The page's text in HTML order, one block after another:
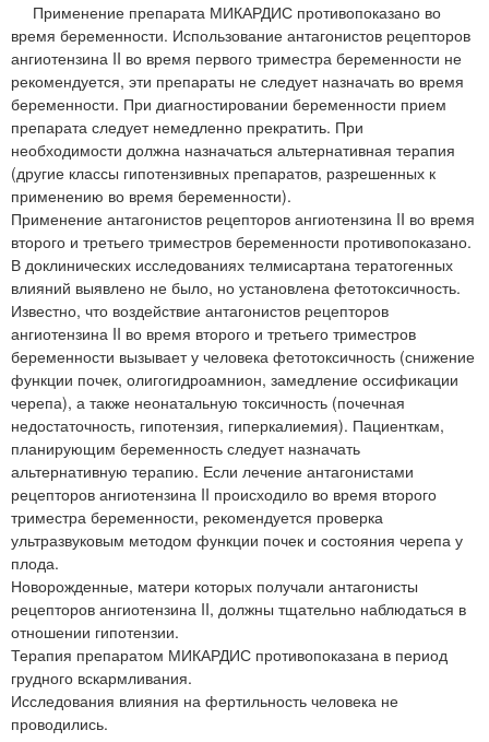
Применение препарата МИКАРДИС противопоказано во
время беременности. Использование антагонистов рецепторов
ангиотензина II во время первого триместра беременности не
рекомендуется, эти препараты не следует назначать во время
беременности. При диагностировании беременности прием
препарата следует немедленно прекратить. При
необходимости должна назначаться альтернативная терапия
(другие классы гипотензивных препаратов, разрешенных к
применению во время беременности).
Применение антагонистов рецепторов ангиотензина II во время
второго и третьего триместров беременности противопоказано.
В доклинических исследованиях телмисартана тератогенных
влияний выявлено не было, но установлена фетотоксичность.
Известно, что воздействие антагонистов рецепторов
ангиотензина II во время второго и третьего триместров
беременности вызывает у человека фетотоксичность (снижение
функции почек, олигогидроамнион, замедление оссификации
черепа), а также неонатальную токсичность (почечная
недостаточность, гипотензия, гиперкалиемия). Пациенткам,
планирующим беременность следует назначать
альтернативную терапию. Если лечение антагонистами
рецепторов ангиотензина II происходило во время второго
триместра беременности, рекомендуется проверка
ультразвуковым методом функции почек и состояния черепа у
плода.
Новорожденные, матери которых получали антагонисты
рецепторов ангиотензина II, должны тщательно наблюдаться в
отношении гипотензии.
Терапия препаратом МИКАРДИС противопоказана в период
грудного вскармливания.
Исследования влияния на фертильность человека не
проводились.